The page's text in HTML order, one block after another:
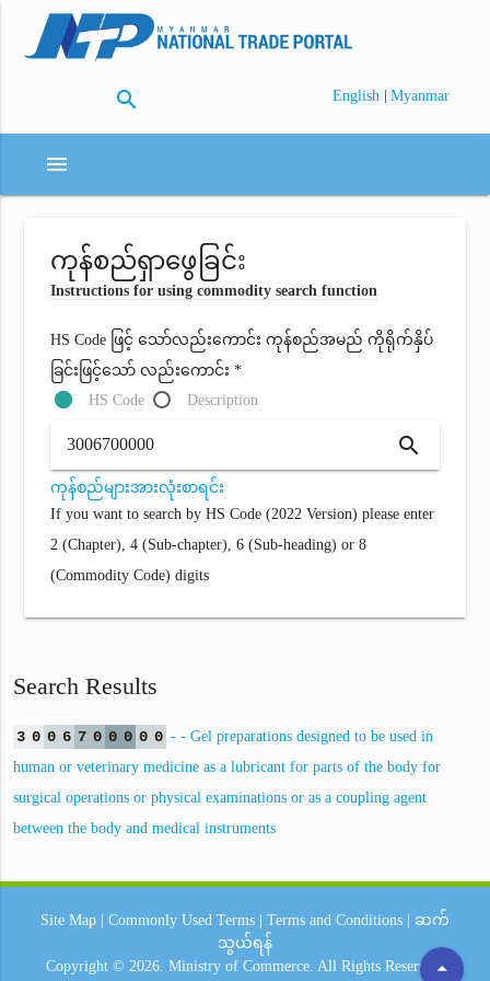
search English | Myanmar
menu
ကုန်စည်ရှာဖွေခြင်း
Instructions for using commodity search function
HS Code ဖြင့် သော်လည်းကောင်း ကုန်စည်အမည် ကိုရိုက်နှိပ်
ခြင်းဖြင့်သော် လည်းကောင်း *
HS Code
Description
search
ကုန်စည်များအားလုံးစာရင်း
If you want to search by HS Code (2022 Version) please enter
2 (Chapter), 4 (Sub-chapter), 6 (Sub-heading) or 8
(Commodity Code) digits
Search Results
3 0 0 6 7 0 0 0 0 0 - - Gel preparations designed to be used in
human or veterinary medicine as a lubricant for parts of the body for
surgical operations or physical examinations or as a coupling agent
between the body and medical instruments
arrow_drop_up
Site Map Commonly Used Terms Terms and Conditions
ဆက်
သွယ်ရန်
Copyright © 2026. Ministry of Commerce. All Rights Reserved.